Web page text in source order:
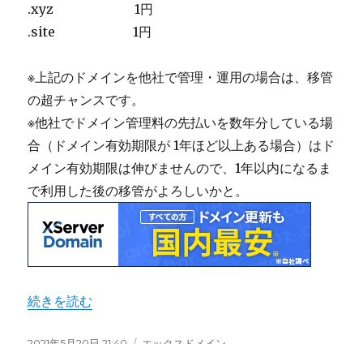
.xyz 1円
.site 1円
※上記のドメインを他社で管理・運用の場合は、移管
の超チャンスです。
※他社でドメイン管理料の先払いを数年分している場
合（ドメイン有効期限が 1年ほど以上ある場合）はド
メイン有効期限は伸びませんので、1年以内になるま
で利用した後の移管がよろしいかと。
“ドメイン移管 1円が超お得 ～5/31【Xserverドメイン】
続きを読む